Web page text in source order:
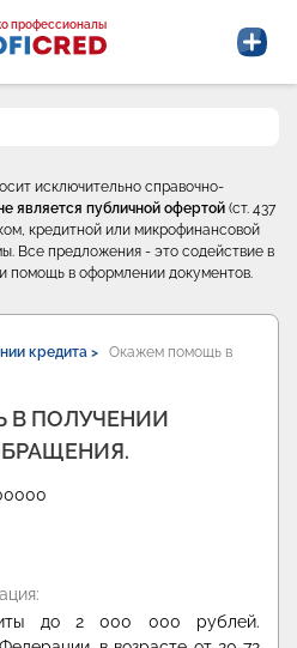
профессионалы
профессионалы
исключительно справочно-
является публичной офертой (ст. 437
кредитной или микрофинансовой
Все предложения - это содействие в
помощь в оформлении документов.
кредита >
Окажем помощь в
ПОЛУЧЕНИИ
до 2 000 000 рублей.